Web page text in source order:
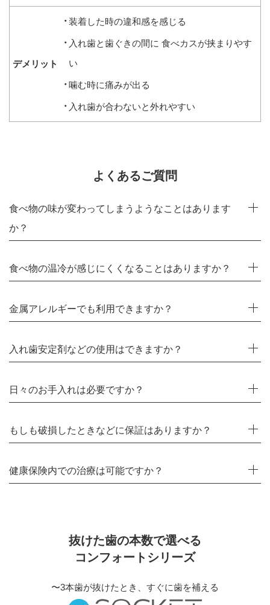
装着した時の違和感を感じる
入れ歯と歯ぐきの間に 食べカスが挟まりやす
い
噛む時に痛みが出る
入れ歯が合わないと外れやすい
よくあるご質問
食べ物の味が変わってしまうようなことはあります
か？
食べ物の温冷が感じにくくなることはありますか？
金属アレルギーでも利用できますか？
入れ歯安定剤などの使用はできますか？
日々のお手入れは必要ですか？
もしも破損したときなどに保証はありますか？
健康保険内での治療は可能ですか？
抜けた歯の本数で選べる
コンフォートシリーズ
〜3本歯が抜けたとき、すぐに歯を補える